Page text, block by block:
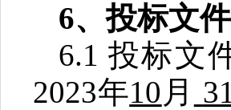
6、投标文
6.1 投标文
2023年10 月 31